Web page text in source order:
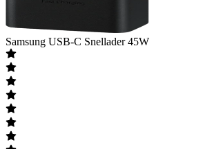
Samsung USB-C Snellader 45W